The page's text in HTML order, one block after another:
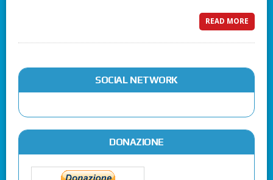
READ MORE
SOCIAL NETWORK
DONAZIONE